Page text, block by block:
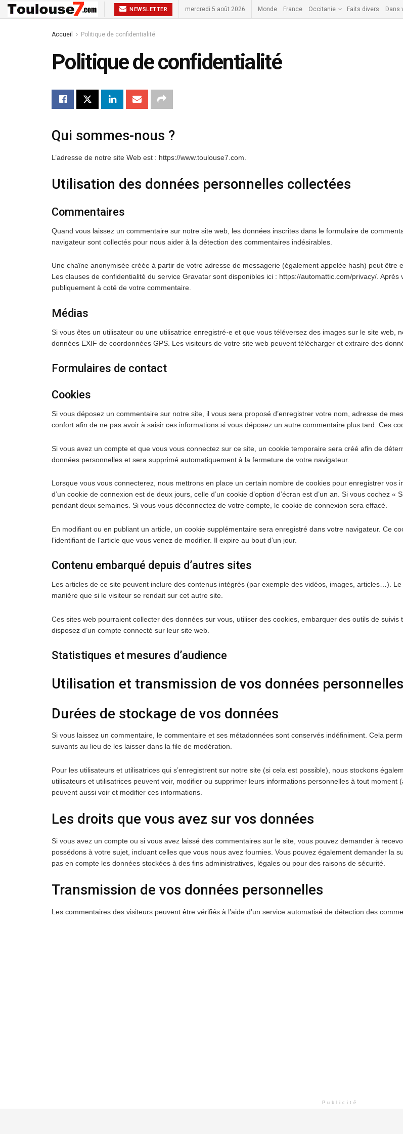
NEWSLETTER mercredi 5 août 2026 Monde France Occitanie Faits divers Dans
Accueil Politique de confidentialité
Politique de confidentialité
Qui sommes-nous ?
L’adresse de notre site Web est : https://www.toulouse7.com.
Utilisation des données personnelles collectées
Commentaires
Quand vous laissez un commentaire sur notre site web, les données inscrites dans le formulaire de
navigateur sont collectés pour nous aider à la détection des commentaires indésirables.
Une chaîne anonymisée créée à partir de votre adresse de messagerie (également appelée hash) peut être
Les clauses de confidentialité du service Gravatar sont disponibles ici : https://automattic.com/privacy/.
publiquement à coté de votre commentaire.
Médias
Si vous êtes un utilisateur ou une utilisatrice enregistré·e et que vous téléversez des images sur le site web,
données EXIF de coordonnées GPS. Les visiteurs de votre site web peuvent télécharger et extraire des
Formulaires de contact
Cookies
Si vous déposez un commentaire sur notre site, il vous sera proposé d’enregistrer votre nom, adresse de
confort afin de ne pas avoir à saisir ces informations si vous déposez un autre commentaire plus tard. Ces
Si vous avez un compte et que vous vous connectez sur ce site, un cookie temporaire sera créé afin de
données personnelles et sera supprimé automatiquement à la fermeture de votre navigateur.
Lorsque vous vous connecterez, nous mettrons en place un certain nombre de cookies pour enregistrer vos
d’un cookie de connexion est de deux jours, celle d’un cookie d’option d’écran est d’un an. Si vous cochez
pendant deux semaines. Si vous vous déconnectez de votre compte, le cookie de connexion sera effacé.
En modifiant ou en publiant un article, un cookie supplémentaire sera enregistré dans votre navigateur. Ce
l’identifiant de l’article que vous venez de modifier. Il expire au bout d’un jour.
Contenu embarqué depuis d’autres sites
Les articles de ce site peuvent inclure des contenus intégrés (par exemple des vidéos, images, articles…).
manière que si le visiteur se rendait sur cet autre site.
Ces sites web pourraient collecter des données sur vous, utiliser des cookies, embarquer des outils de
disposez d’un compte connecté sur leur site web.
Statistiques et mesures d’audience
Utilisation et transmission de vos données personnelles
Durées de stockage de vos données
Si vous laissez un commentaire, le commentaire et ses métadonnées sont conservés indéfiniment. Cela
suivants au lieu de les laisser dans la file de modération.
Pour les utilisateurs et utilisatrices qui s’enregistrent sur notre site (si cela est possible), nous stockons
utilisateurs et utilisatrices peuvent voir, modifier ou supprimer leurs informations personnelles à tout moment
peuvent aussi voir et modifier ces informations.
Les droits que vous avez sur vos données
Si vous avez un compte ou si vous avez laissé des commentaires sur le site, vous pouvez demander à
possédons à votre sujet, incluant celles que vous nous avez fournies. Vous pouvez également demander la
pas en compte les données stockées à des fins administratives, légales ou pour des raisons de sécurité.
Transmission de vos données personnelles
Les commentaires des visiteurs peuvent être vérifiés à l’aide d’un service automatisé de détection des
Publicité